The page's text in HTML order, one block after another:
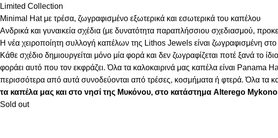
Limited Collection
Minimal Hat με τρέσα, ζωγραφισμένο εξωτερικά και εσωτερικά του καπέλου
Ανδρικά και γυναικεία σχέδια (με δυνατότητα παραπλήσσιου σχεδιασμού,
Η νέα χειροποίητη συλλογή καπέλων της Lithos Jewels είναι ζωγραφισμένη
Κάθε σχέδιο δημιουργείται μόνο μία φορά και δεν ζωγραφίζεται ποτέ ξανά το
φοράει αυτό που τον εκφράζει. Όλα τα καλοκαιρινά μας καπέλα είναι
περισσότερα από αυτά συνοδεύονται από τρέσες, κοσμήματα ή φτερά. Όλα τα
τα καπέλα μας και στο νησί της Μυκόνου, στο κατάστημα Alterego
Sold out